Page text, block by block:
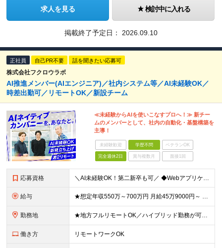
求人を見る 検討中に入れる
掲載終了予定日： 2026.09.10
正社員 自己PR不要 話を聞きたい応募可
株式会社フクロウラボ
AI推進メンバー(AIエンジニア)／社内システム等／AI未経験OK／
時差出勤可／リモートOK／新設チーム
≪未経験からAIを使いこなすプロへ！≫ 新チー
ムのメンバーとして、社内の自動化・基盤構築を
主導！
未経験歓迎 学歴不問 ベテランOK
完全週休2日 賞与複数月 面接1回
応募資格 ＼AI未経験OK！第二新卒も可／ ◆Webアプリケーション開発経験3年以上 ◆学歴不問 ～このような方にオススメです～ ・AIを脅威ではなく「最高のパートナー」と捉えられる方 ・技術に楽しんで興味を
給与 ★想定年収550万～700万円 月給45万9000円～ ※上記には固定残業代：11万9480円(固定残業時間45時間/月)を含みます ※超過分は別途支給します ※試用期間3ヵ月あり。期間中の給与・待
勤務地 ★地方フルリモートOK／ハイブリッド勤務が可能！ ★完全自社内勤務／客先常駐一切なし ◆東京都渋谷区南平台町16-28 Daiwa渋谷スクエア 3階 ※(変更の範囲)上記を除く当社関連勤務地
働き方 リモートワークOK